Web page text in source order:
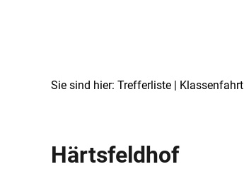
Sie sind hier: Trefferliste | Klassenfahrt
Härtsfeldhof